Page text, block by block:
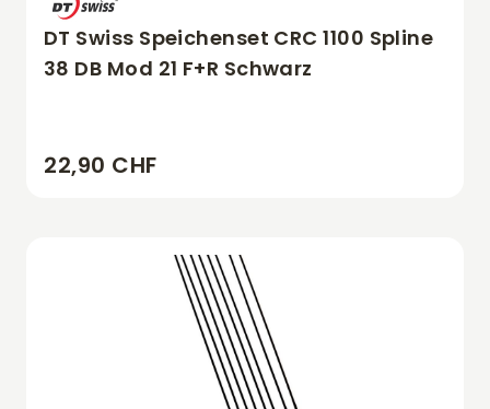
DT Swiss Speichenset CRC 1100 Spline
38 DB Mod 21 F+R Schwarz
22,90 CHF